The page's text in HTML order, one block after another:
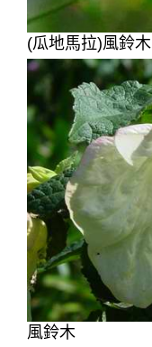
(瓜地馬拉)風鈴木
風鈴木